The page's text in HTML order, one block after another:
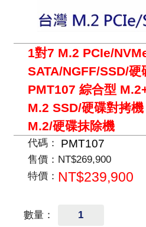
1對7 M.2 PCIe/
SATA/NGFF/SSD/硬
PMT107 綜合型
M.2 SSD/硬碟對拷
M.2/硬碟抹除機
代碼： PMT107
售價： NT$269,900
特價： NT$239,900
數量：